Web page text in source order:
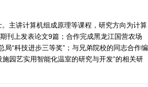
主讲计算机组成原理等课程，研究方向为计算
刊上发表论文9篇；合作完成黑龙江国营农场
局“科技进步三等奖”；与兄弟院校的同志合作编
园艺实用智能化温室的研究与开发”的相关研